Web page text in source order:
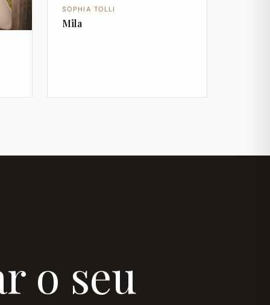
SOPHIA TOLLI
Mila
o seu